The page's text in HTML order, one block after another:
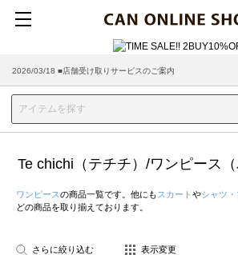
2026/03/18 ■店舗受け取りサービスのご案内
Te chichi（テチチ）/ワンピース（
ワンピースの商品一覧です。他にも スカート やシャツ・
どの商品を取り揃えております。
さらに絞り込む 表示変更